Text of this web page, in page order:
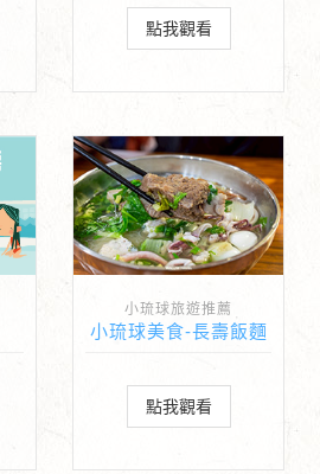
點我觀看
小琉球旅遊推薦
小琉球美食-長壽飯麵
點我觀看